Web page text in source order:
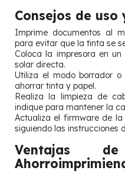
Consejos de
Imprime documentos al
para evitar que la tinta se
Coloca la impresora en
solar directa.
Utiliza el modo borrador
ahorrar tinta y papel.
Realiza la limpieza de
indique para mantener la
Actualiza el firmware de la
siguiendo las instrucciones
Ventajas